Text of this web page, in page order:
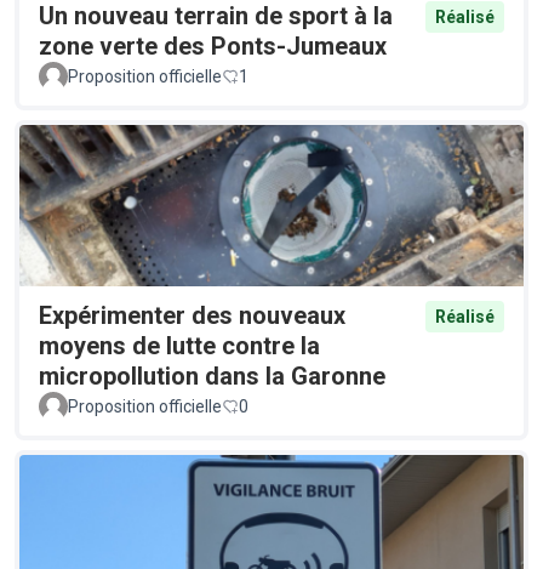
Un nouveau terrain de sport à la
zone verte des Ponts-Jumeaux
Réalisé
Proposition officielle 1
Expérimenter des nouveaux
moyens de lutte contre la
micropollution dans la Garonne
Réalisé
Proposition officielle 0